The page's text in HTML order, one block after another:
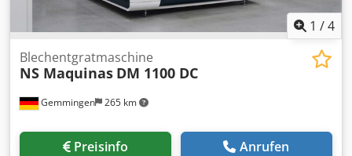
1 /4
Gemmingen 265 km
Blechentgratmaschine
NS Maquinas DM 1100 DC
Preisinfo Anrufen